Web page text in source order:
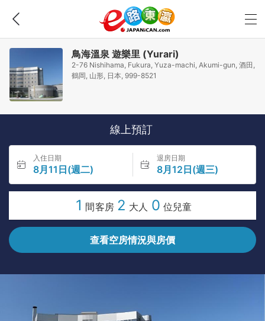
鳥海溫泉 遊樂里 (Yurari)
2-76 Nishihama, Fukura, Yuza-machi, Akumi-gun, 酒田,
鶴岡, 山形, 日本, 999-8521
線上預訂
入住日期
8月11日(週二)
退房日期
8月12日(週三)
1 間客房 2 大人 0 位兒童
查看空房情況與房價